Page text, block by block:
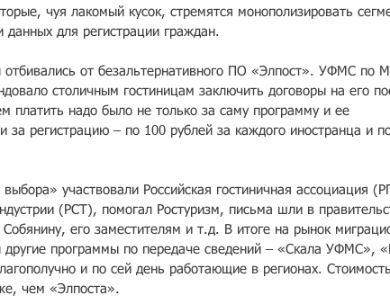
чуя лакомый кусок, стремятся монополизировать
данных для регистрации граждан.
отбивались от безальтернативного ПО «Элпост». УФМС по
столичным гостиницам заключить договоры на его
платить надо было не только за саму программу и ее
за регистрацию – по 100 рублей за каждого иностранца и
участвовали Российская гостиничная ассоциация
(РСТ), помогал Ростуризм, письма шли в
его заместителям и т.д. В итоге на рынок
программы по передаче сведений – «Скала УФМС»,
и по сей день работающие в регионах.
чем «Элпоста».